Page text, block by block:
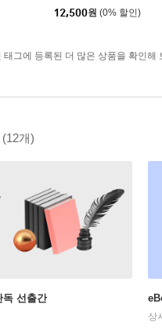
| 현대지성
12,500원 (0% 할인)
태그에 등록된 더 많은 상품을 확인해
(12개)
독 선출간
상